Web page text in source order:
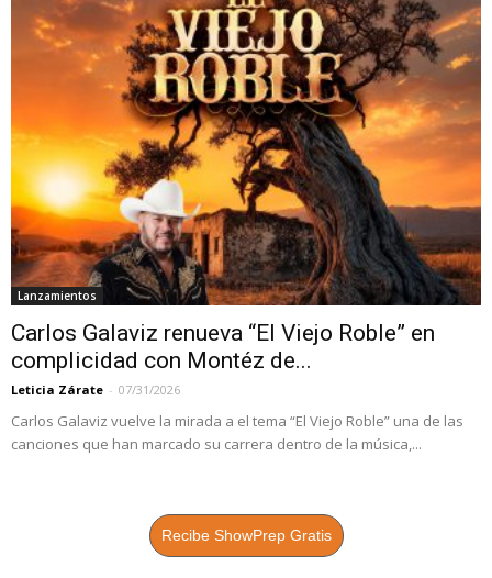
Lanzamientos
Carlos Galaviz renueva “El Viejo Roble” en
complicidad con Montéz de...
Leticia Zárate - 07/31/2026
Carlos Galaviz vuelve la mirada a el tema “El Viejo Roble” una de las
canciones que han marcado su carrera dentro de la música,...
Recibe ShowPrep Gratis